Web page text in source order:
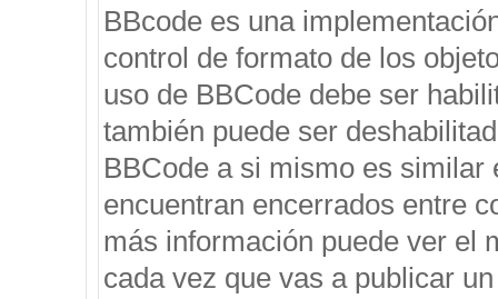
BBcode es una
control de formato de los
uso de BBCode debe ser
también puede ser
BBCode a si mismo es
encuentran encerrados entre
más información puede ver el
cada vez que vas a publicar